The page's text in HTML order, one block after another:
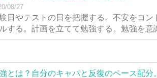
08/27
日やテストの日を把握する。不安をコ
する。計画を立てて勉強する。勉強を意
とは？自分のキャパと反復のペース配分。